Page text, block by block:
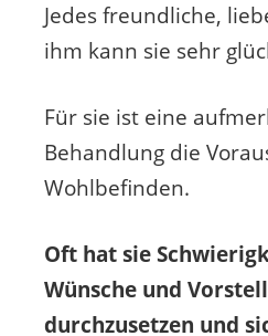
Jedes freundliche,
ihm kann sie sehr
Für sie ist eine
Behandlung die
Wohlbefinden.
Oft hat sie
Wünsche und
durchzusetzen und